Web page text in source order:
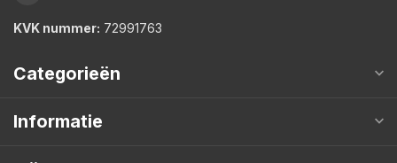
KVK nummer: 72991763
Categorieën
Informatie